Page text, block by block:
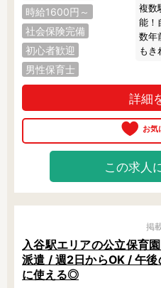
時給1600円～
社会保険完備
初心者歓迎
男性保育士
複数
能！
数年
もき
近
詳細
この求人
掲
入谷駅エリアの公立保育
派遣 / 週2日からOK / 午
に使える◎